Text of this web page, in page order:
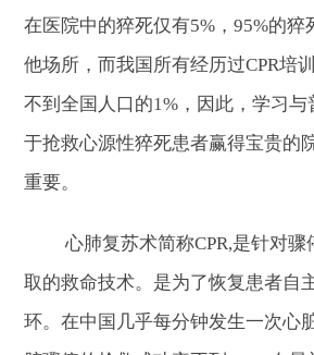
在医院中的猝死仅有5%，95%的猝
他场所，而我国所有经历过CPR培
不到全国人口的1%，因此，学习
于抢救心源性猝死患者赢得宝贵的
重要。
心肺复苏术简称CPR,是针对
取的救命技术。是为了恢复患者自
环。在中国几乎每分钟发生一次心